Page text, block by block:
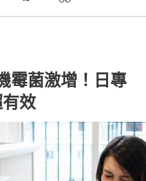
霉菌激增！日專
效